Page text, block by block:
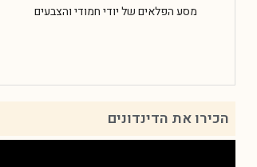
מסע הפלאים של יודי חמודי והצבעים
הכירו את הדינדונים